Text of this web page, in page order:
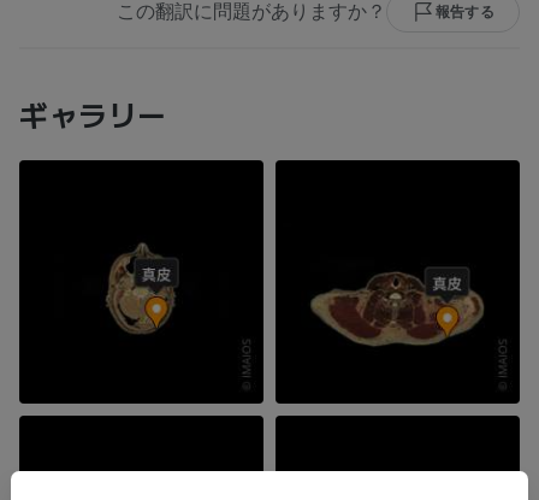
この翻訳に問題がありますか？ 報告する
ギャラリー